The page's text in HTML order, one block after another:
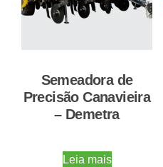
Semeadora de
Precisão Canavieira
– Demetra
Leia mais